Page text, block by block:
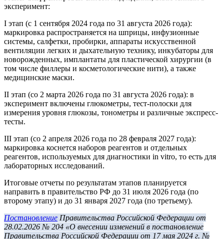
эксперимент:
I этап (с 1 сентября 2024 года по 31 августа 2026 года):
маркировка распространяется на шприцы, инфузионные
системы, салфетки, пробирки, аппараты искусственной
вентиляции легких и дыхательную технику, инкубаторы для
новорожденных, имплантаты для пластической хирургии (в
том числе филлеры и косметологические нити), а также
медицинские маски.
II этап (со 2 марта 2026 года по 31 августа 2026 года): в
эксперимент включены глюкометры, тест-полоски для
измерения уровня глюкозы, тонометры и различные экспресс-
тесты.
III этап (со 2 апреля 2026 года по 28 февраля 2027 года):
маркировка коснется наборов реагентов и отдельных
реагентов, используемых для диагностики in vitro, то есть для
лабораторных исследований.
Итоговые отчеты по результатам этапов планируется
направить в правительство РФ до 31 июля 2026 года (по
второму этапу) и до 31 января 2027 года (по третьему).
Постановление Правительства Российской Федерации от
28.02.2026 № 204 «О внесении изменений в постановление
Правительства Российской Федерации от 17 мая 2024 г. №